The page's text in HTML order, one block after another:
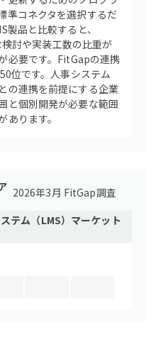
準コネクタを選択するだ
製品と比較すると、
討や実装工数の比重が
必要です。FitGapの連携
位です。人事システム
の連携を前提にする企業
と個別開発が必要な範囲
ります。
2026年3月 FitGap調査
テム（LMS） マーケット